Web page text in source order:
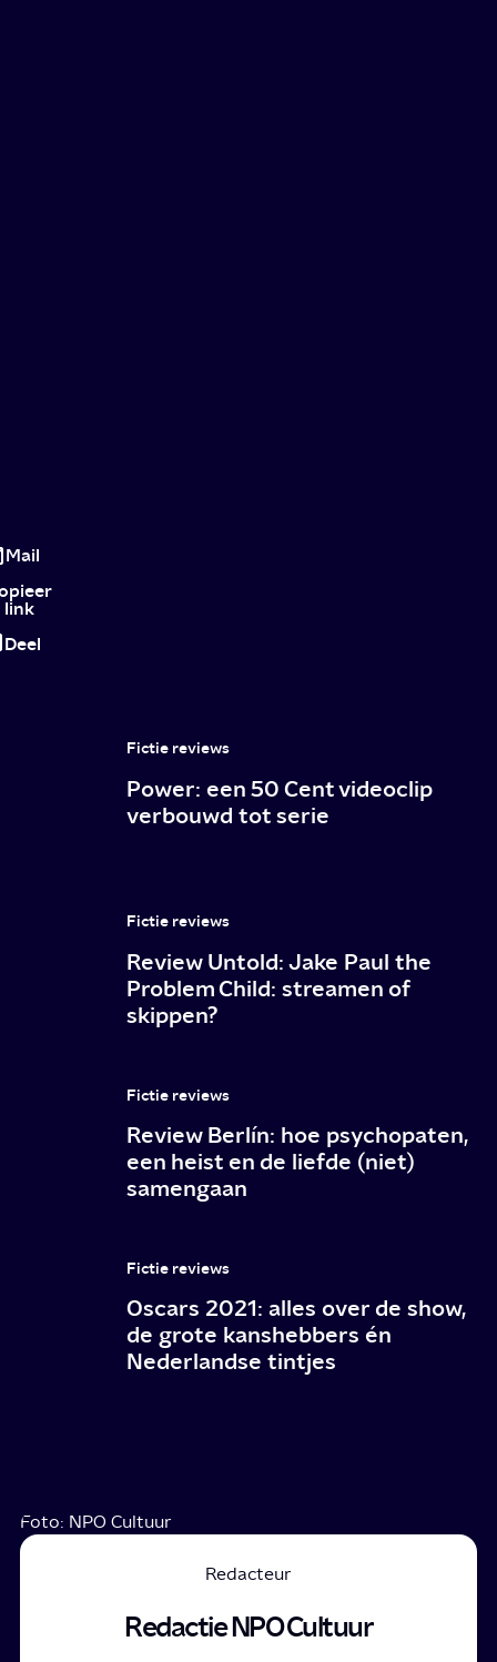
&
Marie:
Zendaya
en
Hollywood
Mail
link
Deel
Fictie reviews
Power: een 50 Cent videoclip
verbouwd tot serie
Fictie reviews
Review Untold: Jake Paul the
Problem Child: streamen of
skippen?
Fictie reviews
Review Berlín: hoe psychopaten,
een heist en de liefde (niet)
samengaan
Fictie reviews
Oscars 2021: alles over de show,
de grote kanshebbers én
Nederlandse tintjes
Foto: NPO Cultuur
Redacteur
Redactie NPO Cultuur